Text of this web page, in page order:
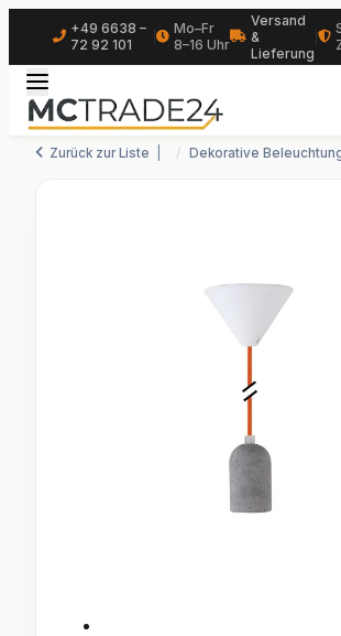
+49 6638 –
72 92 101
Mo–Fr
8–16 Uhr
Versand
&
Lieferung
Zurück zur Liste Dekorative